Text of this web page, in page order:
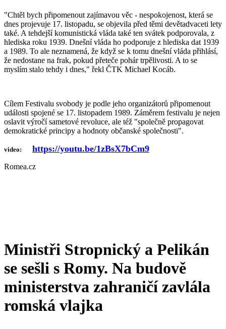
"Chtěl bych připomenout zajímavou věc - nespokojenost, která se
dnes projevuje 17. listopadu, se objevila před těmi devětadvaceti lety
také. A tehdejší komunistická vláda také ten svátek podporovala, z
hlediska roku 1939. Dnešní vláda ho podporuje z hlediska dat 1939
a 1989. To ale neznamená, že když se k tomu dnešní vláda přihlásí,
že nedostane na frak, pokud přeteče pohár trpělivosti. A to se
myslím stalo tehdy i dnes," řekl ČTK Michael Kocáb.
Cílem Festivalu svobody je podle jeho organizátorů připomenout
události spojené se 17. listopadem 1989. Záměrem festivalu je nejen
oslavit výročí sametové revoluce, ale též "společně propagovat
demokratické principy a hodnoty občanské společnosti".
video: https://youtu.be/1zBsX7bCm9
Romea.cz
Ministři Stropnický a Pelikán
se sešli s Romy. Na budově
ministerstva zahraničí zavlála
romská vlajka